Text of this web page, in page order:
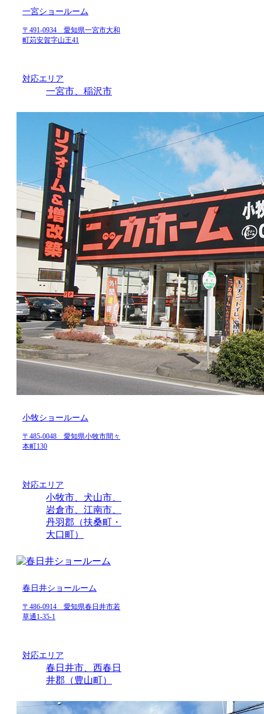
一宮ショールーム
〒491-0934 愛知県一宮市大和
町苅安賀字山王41
対応エリア
一宮市、稲沢市
小牧ショールーム
〒485-0048 愛知県小牧市間々
本町130
対応エリア
小牧市、犬山市、
岩倉市、江南市、
丹羽郡（扶桑町・
大口町）
春日井ショールーム
〒486-0914 愛知県春日井市若
草通1-35-1
対応エリア
春日井市、西春日
井郡（豊山町）